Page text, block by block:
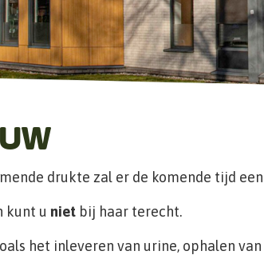
drukte zal er de komende tijd
kunt u niet bij haar terecht.
het inleveren van urine, ophalen